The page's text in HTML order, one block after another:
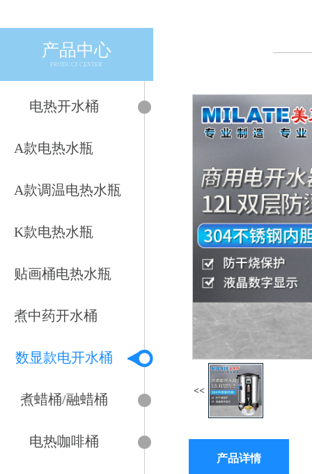
产品中心
PRODUCT CENTER
电热开水桶
A款电热水瓶
A款调温电热水瓶
K款电热水瓶
贴画桶电热水瓶
煮中药开水桶
数显款电开水桶
煮蜡桶/融蜡桶
电热咖啡桶
<<
产品详情